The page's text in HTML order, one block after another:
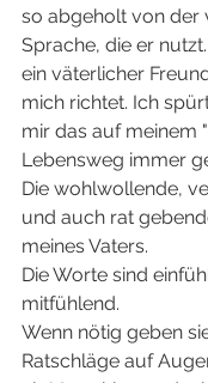
so abgeholt von der
Sprache, die er
ein väterlicher
mich richtet. Ich
mir das auf meinem
Lebensweg immer
Die wohlwollende,
und auch rat
meines Vaters.
Die Worte sind
mitfühlend.
Wenn nötig geben
Ratschläge auf